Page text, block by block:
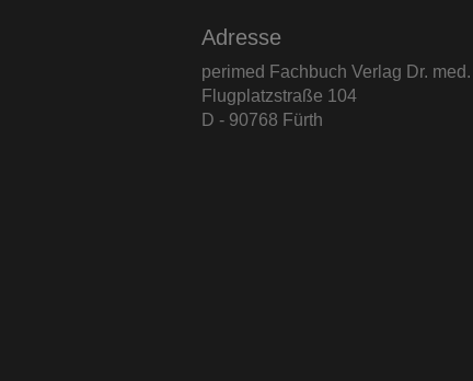
Adresse
perimed Fachbuch Verlag Dr.
Flugplatzstraße 104
D - 90768 Fürth